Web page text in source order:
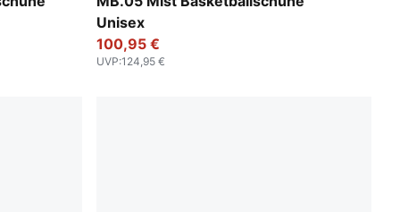
Unisex
100,95 €
UVP:124,95 €